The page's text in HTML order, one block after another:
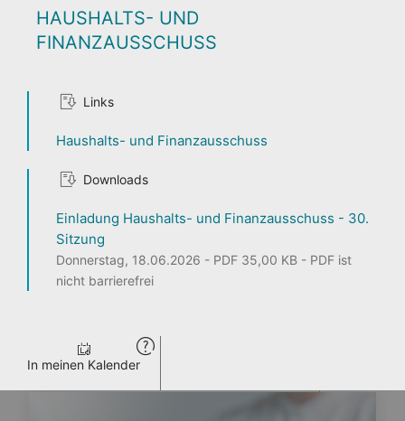
HAUSHALTS- UND
FINANZAUSSCHUSS
Links
Haushalts- und Finanzausschuss
Downloads
Einladung Haushalts- und Finanzausschuss - 30.
Sitzung
Donnerstag, 18.06.2026 - PDF 35,00 KB - PDF ist
nicht barrierefrei
In meinen Kalender
TAG DER
OFFENEN TÜR
1 2 3
PRESSE
ENTDECKEN
PERSONEN
VERANSTALTUNGEN
LANDTAG LIVE